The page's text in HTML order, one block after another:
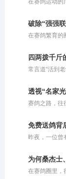
水面：如今，
在赛鸽运动的
的行径，不仅
度上被严厉禁
破除“强强
在赛鸽繁育的
级战将。在他
峰实力，子代
这种盲目自信
里决赛的征途
四两拨千斤
常言道“活到
研超出自身脑
巧”，更多是
而言，由于精
透视“名家
赛鸽之路，往
袭，甚至从
板。这些真实
而，随着赛鸽
鸽子飞得好，
竟隐藏着多
免费送鸽背
昨夜，一位曾
费提供给鸽友
劝我也效仿此
多人体验自家
为何桑杰士
在赛鸽圈里，